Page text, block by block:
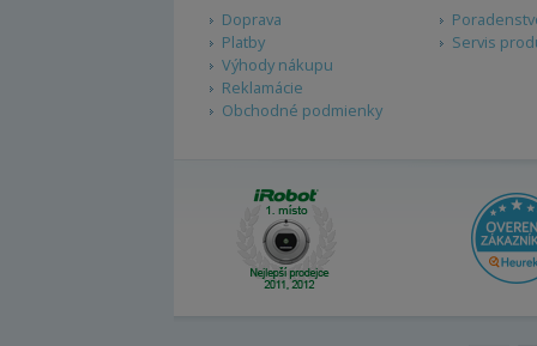
Doprava
Platby
Výhody nákupu
Reklamácie
Obchodné podmienky
Servis